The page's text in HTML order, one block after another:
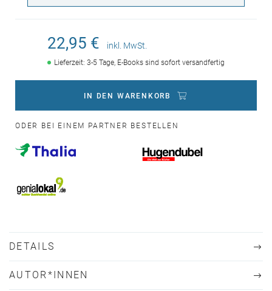
22,95 € inkl. MwSt.
Lieferzeit: 3-5 Tage, E-Books sind sofort versandfertig
IN DEN WARENKORB
ODER BEI EINEM PARTNER BESTELLEN
DETAILS
AUTOR*INNEN